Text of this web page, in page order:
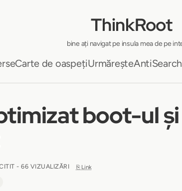
ThinkRoot
bine ați navigat pe insula mea de pe
Carte de oaspețiUrmăreșteAntiSearch
boot-ul
- 66 VIZUALIZĂRI ⎘ Link